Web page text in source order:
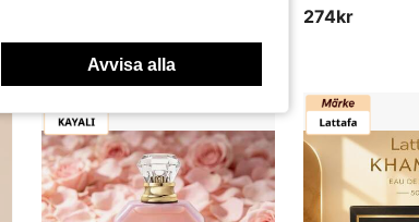
274kr
Avvisa alla